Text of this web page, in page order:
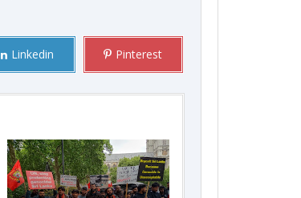
Linkedin Pinterest